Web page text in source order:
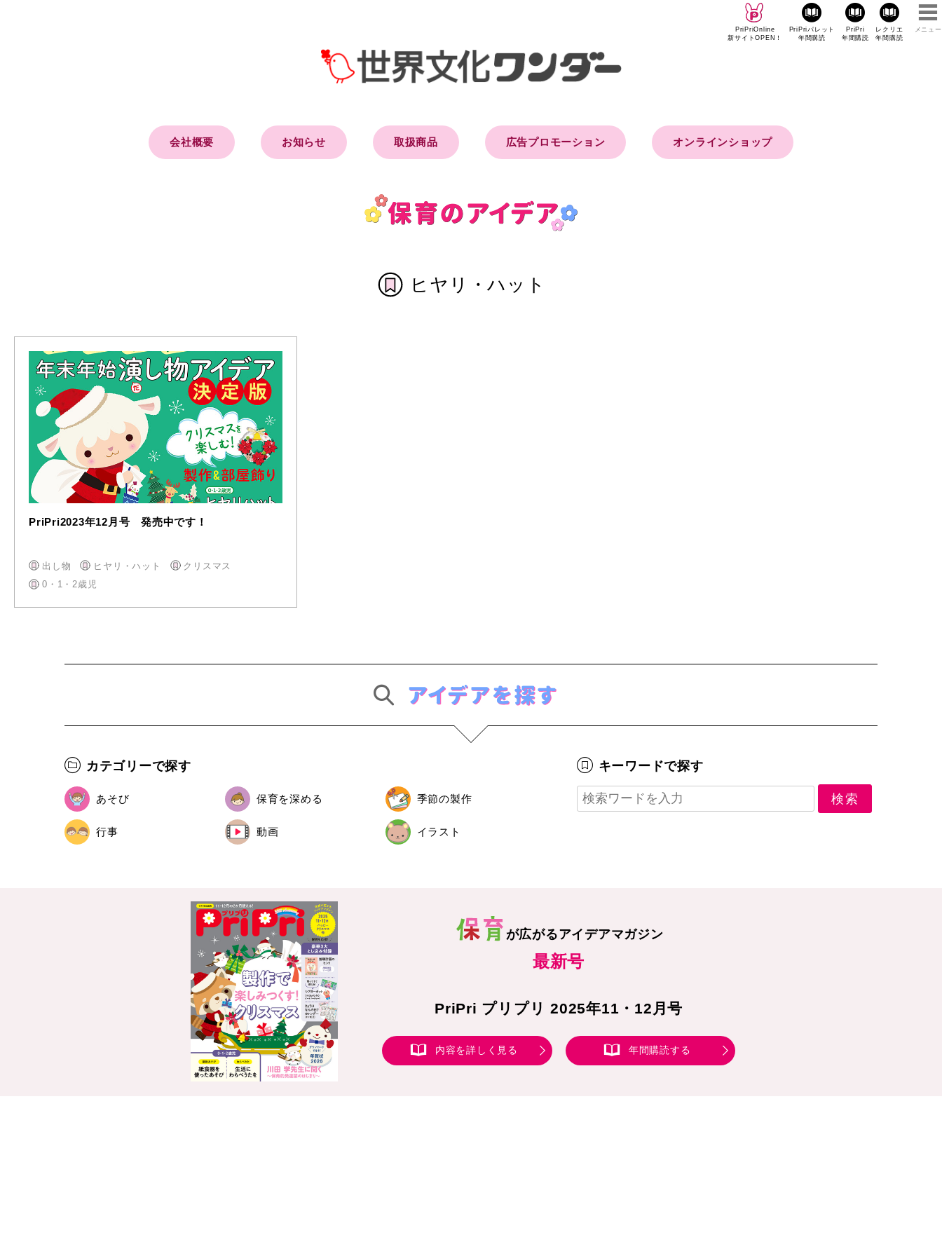
PriPriOnline
新サイトOPEN！
PriPriパレット
年間購読
PriPri
年間購読
レクリエ
年間購読
メニュー
会社概要 お知らせ 取扱商品 広告プロモーション オンラインショップ
ヒヤリ・ハット
PriPri2023年12月号 発売中です！
出し物 ヒヤリ・ハット
クリスマス
0・1・2歳児
カテゴリーで探す
あそび 保育を深める 季節の製作
行事 動画 イラスト
キーワードで探す
が広がるアイデアマガジン
最新号
PriPri プリプリ 2025年11・12月号
内容を詳しく見る 年間購読する